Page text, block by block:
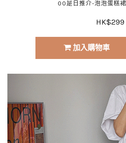
00是日推介-泡泡蛋糕
HK$299
加入購物車